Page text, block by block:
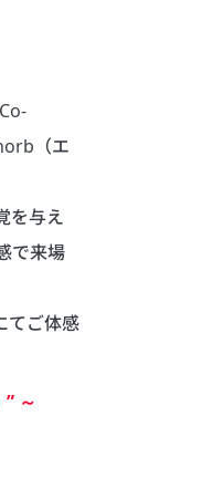
（エ
を与え
で来場
てご体感
～